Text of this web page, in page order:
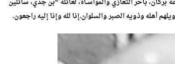
أهله وذويه الصبر والسلوان.إنا لله وإنا إليه راجعون.